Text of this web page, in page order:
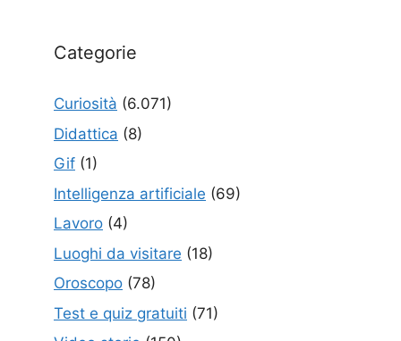
Categorie
Curiosità (6.071)
Didattica (8)
Gif (1)
Intelligenza artificiale (69)
Lavoro (4)
Luoghi da visitare (18)
Oroscopo (78)
Test e quiz gratuiti (71)